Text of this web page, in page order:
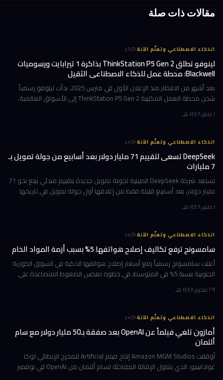
مقالات ذات صلة
الذكاء الاصطناعي وتعلّم الآلة·
5د
لينوفو تطلق ThinkStation P5 Gen 2 بذاكرة 1 تيرابايت ورسوميات
Blackwell: محطة عمل للذكاء الاصطناعي الثقيل
بعد أشهر من الانتظار منذ الإعلان الأول في مارس 2025، بدأت لينوفو رسمياً
شحن محطة العمل المكتبية ThinkStation P5 Gen 2 إلى الأسواق العالمية.
١ صفر ١٤٤٨ هـ
الذكاء الاصطناعي وتعلّم الآلة·
4د
DeepSeek تسعى لتقييم 71 مليار دولار بعد أسابيع من جولة تمويل بـ
7 مليارات
تستعد شركة DeepSeek الصينية لجولة تمويل جديدة بتقييم مبدئي يبلغ نحو 71
مليار دولار، بعد أسابيع قليلة فقط من إغلاقها أول جولة تمويل في تاريخها
١ صفر ١٤٤٨ هـ
الذكاء الاصطناعي وتعلّم الآلة·
4د
سامسونج ترفع تكاليف إصلاح هواتفها 5% بسبب أزمة المواد الخام
أعلنت سامسونج رسمياً رفع أسعار إصلاح هواتفها الذكية في السوق الكورية
الجنوبية بنسبة 5% في المتوسط، في خطوة تعكس الضغوط المتصاعدة على
٢٩ محرم ١٤٤٨ هـ
الذكاء الاصطناعي وتعلّم الآلة·
4د
أمازون تلغي فيلماً عن OpenAI بعد صفقة بـ50 مليار دولار مع سام
ألتمان
أوقفت Amazon MGM Studios إنتاج فيلم Artificial للمخرج الإيطالي لوكا
غوادانينيو، الذي يتناول الإقالة المفاجئة لسام ألتمان من OpenAI في نوفمبر